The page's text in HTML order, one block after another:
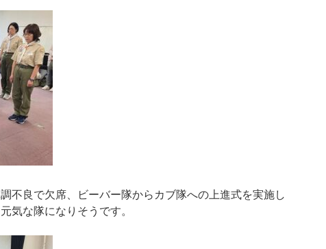
不良で欠席、ビーバー隊からカブ隊への上進式を実施し
気な隊になりそうです。